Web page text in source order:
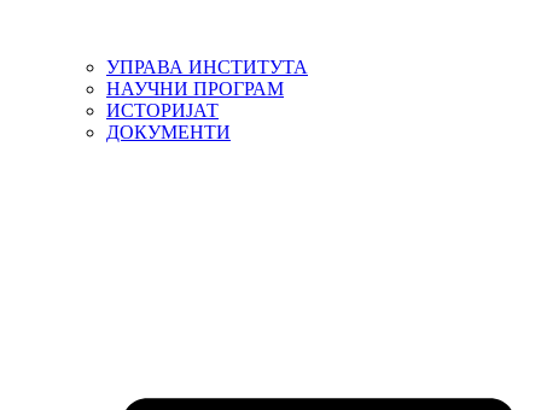
УПРАВА ИНСТИТУТА
НАУЧНИ ПРОГРАМ
ИСТОРИЈАТ
ДОКУМЕНТИ